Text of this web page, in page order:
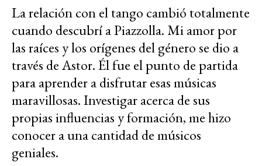
La relación con el tango cambió totalmente
cuando descubrí a Piazzolla. Mi amor por
las raíces y los orígenes del género se dio a
través de Astor. Él fue el punto de partida
para aprender a disfrutar esas músicas
maravillosas. Investigar acerca de sus
propias influencias y formación, me hizo
conocer a una cantidad de músicos
geniales.